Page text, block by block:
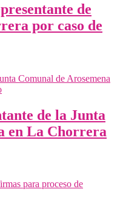
de
por caso de
de la Junta
en La Chorrera